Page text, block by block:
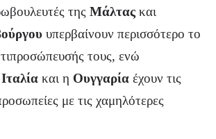
της Μάλτας και
υπερβαίνουν περισσότερο το
τους, ενώ
Ιταλία και η Ουγγαρία έχουν τις
με τις χαμηλότερες